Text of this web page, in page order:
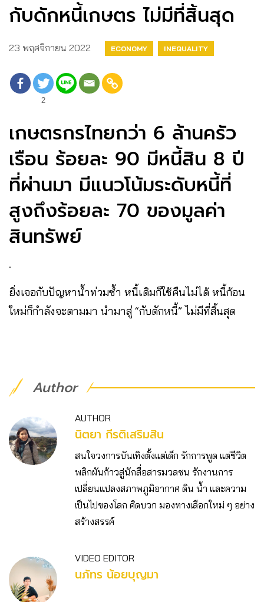
กับดักหนี้เกษตร ไม่มีที่สิ้นสุด
23 พฤศจิกายน 2022 ECONOMY INEQUALITY
2
เกษตรกรไทยกว่า 6 ล้านครัว
เรือน ร้อยละ 90 มีหนี้สิน 8 ปี
ที่ผ่านมา มีแนวโน้มระดับหนี้ที่
สูงถึงร้อยละ 70 ของมูลค่า
สินทรัพย์
.
ยิ่งเจอกับปัญหาน้ำท่วมซ้ำ หนี้เดิมก็ใช้คืนไม่ได้ หนี้ก้อน
ใหม่ก็กำลังจะตามมา นำมาสู่ “กับดักหนี้” ไม่มีที่สิ้นสุด
Author
AUTHOR
นิตยา กีรติเสริมสิน
สนใจวงการบันเทิงตั้งแต่เด็ก รักการพูด แต่ชีวิต
พลิกผันก้าวสู่นักสื่อสารมวลชน รักงานการ
เปลี่ยนแปลงสภาพภูมิอากาศ ดิน น้ำ และความ
เป็นไปของโลก คิดบวก มองทางเลือกใหม่ ๆ อย่าง
สร้างสรรค์
VIDEO EDITOR
นภัทร น้อยบุญมา